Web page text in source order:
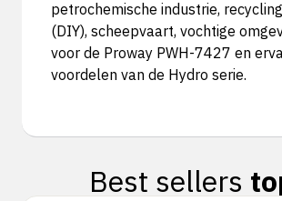
petrochemische industrie,
(DIY), scheepvaart, vochtige
voor de Proway PWH-7427 en
voordelen van de Hydro serie.
Best sellers